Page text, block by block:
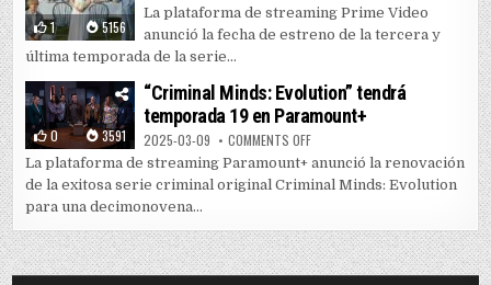
1 5156
La plataforma de streaming Prime Video
anunció la fecha de estreno de la tercera y
última temporada de la serie...
0 3591
“Criminal Minds: Evolution” tendrá
temporada 19 en Paramount+
2025-03-09 COMMENTS OFFON “CRIMINAL MINDS:
La plataforma de streaming Paramount+ anunció la renovación
de la exitosa serie criminal original Criminal Minds: Evolution
para una decimonovena...